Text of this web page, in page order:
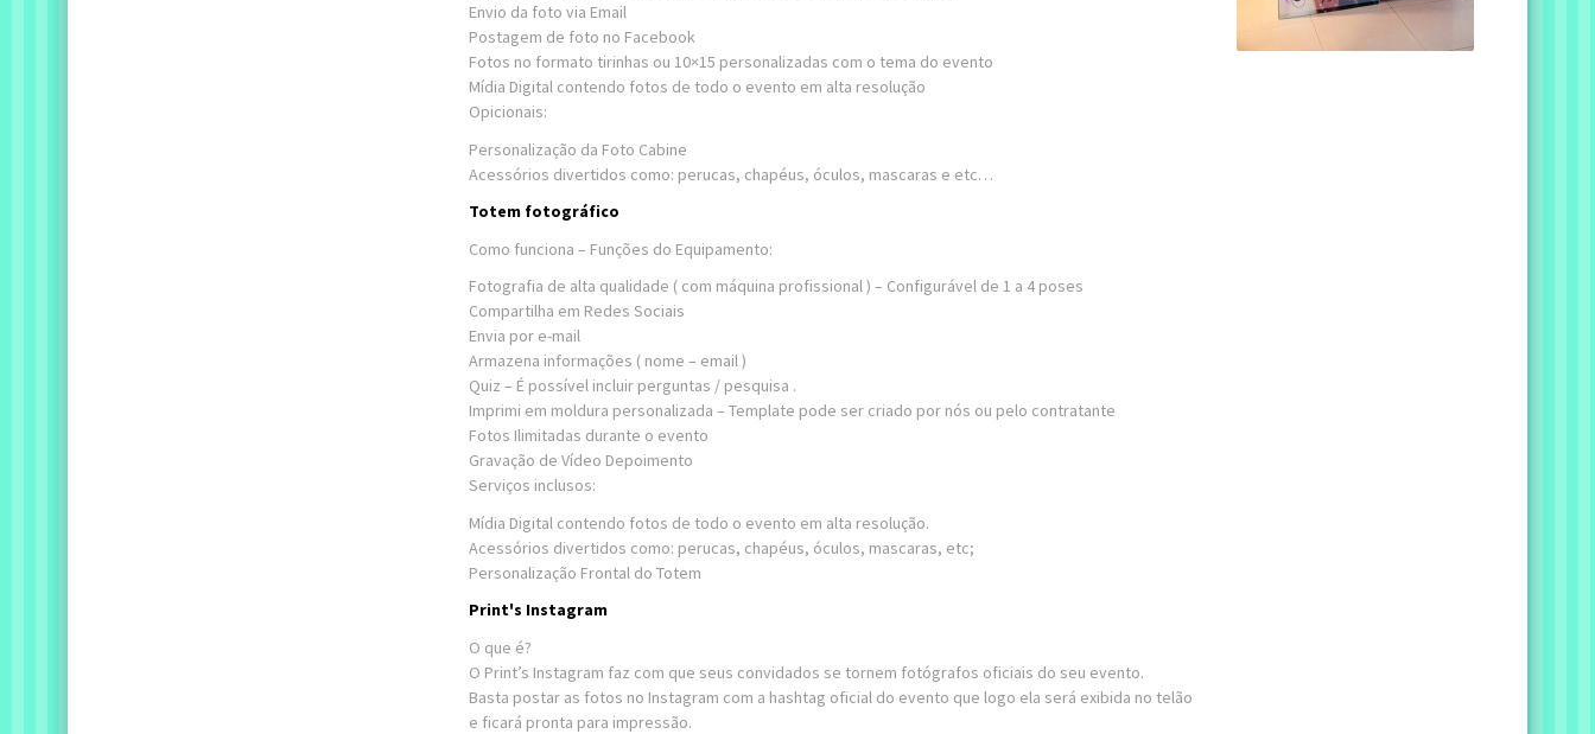
Envio da foto via Email
Postagem de foto no Facebook
Fotos no formato tirinhas ou 10×15 personalizadas com o tema do evento
Mídia Digital contendo fotos de todo o evento em alta resolução
Opicionais:
Personalização da Foto Cabine
Acessórios divertidos como: perucas, chapéus, óculos, mascaras e etc…
Totem fotográfico
Como funciona – Funções do Equipamento:
Fotografia de alta qualidade ( com máquina profissional ) – Configurável de 1 a 4 poses
Compartilha em Redes Sociais
Envia por e-mail
Armazena informações ( nome – email )
Quiz – É possível incluir perguntas / pesquisa .
Imprimi em moldura personalizada – Template pode ser criado por nós ou pelo contratante
Fotos Ilimitadas durante o evento
Gravação de Vídeo Depoimento
Serviços inclusos:
Mídia Digital contendo fotos de todo o evento em alta resolução.
Acessórios divertidos como: perucas, chapéus, óculos, mascaras, etc;
Personalização Frontal do Totem
Print's Instagram
O que é?
O Print’s Instagram faz com que seus convidados se tornem fotógrafos oficiais do seu evento.
Basta postar as fotos no Instagram com a hashtag oficial do evento que logo ela será exibida no telão
e ficará pronta para impressão.